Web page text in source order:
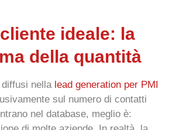
ideale: la
della quantità
nella lead generation per PMI
sul numero di contatti
nel database, meglio è: